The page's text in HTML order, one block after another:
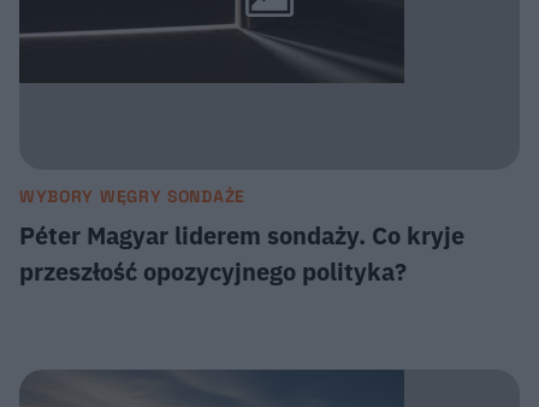
WYBORY WĘGRY SONDAŻE
Péter Magyar liderem sondaży. Co kryje
przeszłość opozycyjnego polityka?